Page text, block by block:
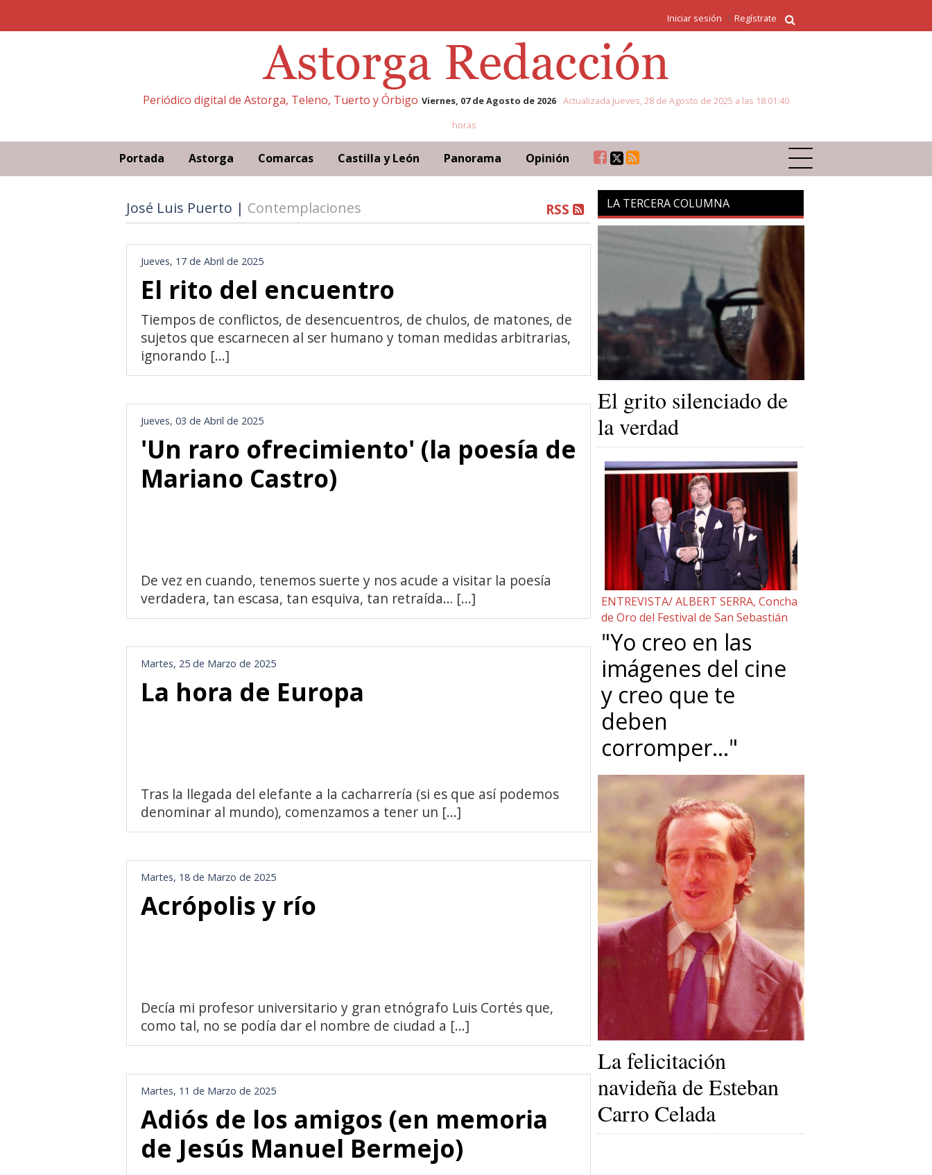
Iniciar sesión Regístrate
Periódico digital de Astorga, Teleno, Tuerto y Órbigo Viernes, 07 de Agosto de 2026 Actualizada Jueves, 28 de Agosto de 2025 a las 18:01:40
horas
Portada Astorga Comarcas Castilla y León Panorama Opinión
José Luis Puerto | Contemplaciones RSS
Jueves, 17 de Abril de 2025
El rito del encuentro
Tiempos de conflictos, de desencuentros, de chulos, de matones, de
sujetos que escarnecen al ser humano y toman medidas arbitrarias,
ignorando [...]
Jueves, 03 de Abril de 2025
'Un raro ofrecimiento' (la poesía de
Mariano Castro)
De vez en cuando, tenemos suerte y nos acude a visitar la poesía
verdadera, tan escasa, tan esquiva, tan retraída… [...]
Martes, 25 de Marzo de 2025
La hora de Europa
Tras la llegada del elefante a la cacharrería (si es que así podemos
denominar al mundo), comenzamos a tener un [...]
Martes, 18 de Marzo de 2025
Acrópolis y río
Decía mi profesor universitario y gran etnógrafo Luis Cortés que,
como tal, no se podía dar el nombre de ciudad a [...]
Martes, 11 de Marzo de 2025
Adiós de los amigos (en memoria
de Jesús Manuel Bermejo)
LA TERCERA COLUMNA
El grito silenciado de
la verdad
ENTREVISTA/ ALBERT SERRA, Concha
de Oro del Festival de San Sebastián
"Yo creo en las
imágenes del cine
y creo que te
deben
corromper…"
La felicitación
navideña de Esteban
Carro Celada